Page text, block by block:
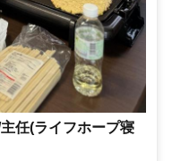
任(ライフホープ寝